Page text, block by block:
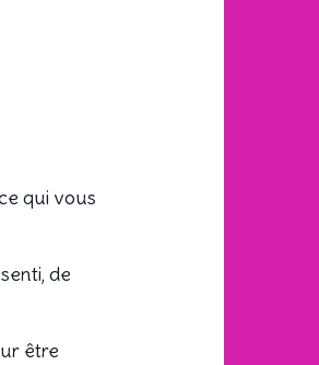
qui vous
de
être